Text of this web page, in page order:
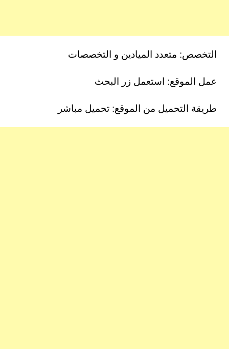
التخصص: متعدد الميادين و التخصصات
عمل الموقع: استعمل زر البحث
طريقة التحميل من الموقع: تحميل مباشر